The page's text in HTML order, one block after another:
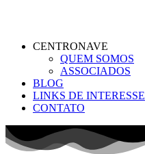
CENTRONAVE
QUEM SOMOS
ASSOCIADOS
BLOG
LINKS DE INTERESSE
CONTATO